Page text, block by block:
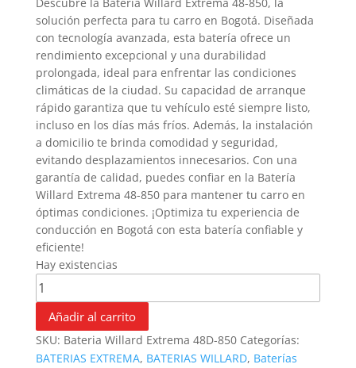
solución perfecta para tu carro en Bogotá. Diseñada
con tecnología avanzada, esta batería ofrece un
rendimiento excepcional y una durabilidad
prolongada, ideal para enfrentar las condiciones
climáticas de la ciudad. Su capacidad de arranque
rápido garantiza que tu vehículo esté siempre listo,
incluso en los días más fríos. Además, la instalación
a domicilio te brinda comodidad y seguridad,
evitando desplazamientos innecesarios. Con una
garantía de calidad, puedes confiar en la Batería
Willard Extrema 48-850 para mantener tu carro en
óptimas condiciones. ¡Optimiza tu experiencia de
conducción en Bogotá con esta batería confiable y
eficiente!
Hay existencias
Añadir al carrito
SKU: Bateria Willard Extrema 48D-850 Categorías:
BATERIAS EXTREMA, BATERIAS WILLARD, Baterías